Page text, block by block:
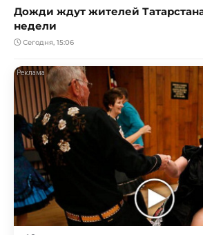
Дожди ждут жителей
недели
Сегодня, 15:06